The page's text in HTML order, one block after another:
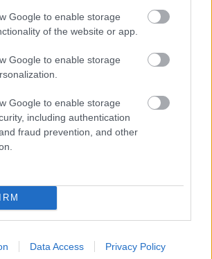
Google to enable storage
of the website or app.
Google to enable storage
Google to enable storage
including authentication
fraud prevention, and other
Data Access Privacy Policy
Filmsztárok
MERSZ NÉZNI AZZAL, AKIVÉ
VÁLHATTÁL VOLNA?